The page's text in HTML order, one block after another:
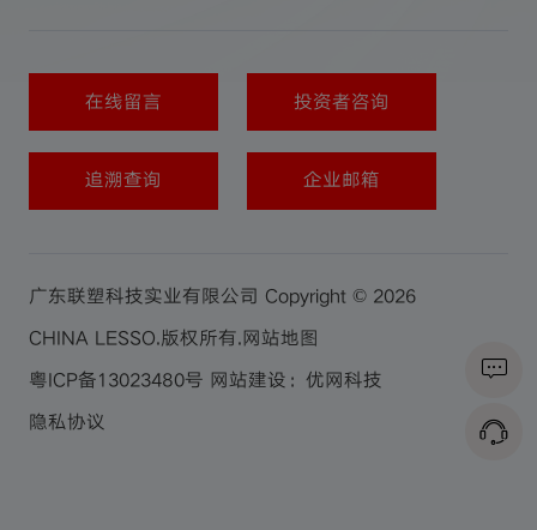
在线留言 投资者咨询
追溯查询 企业邮箱
广东联塑科技实业有限公司 Copyright © 2026
CHINA LESSO.版权所有.网站地图
粤ICP备13023480号 网站建设：优网科技
隐私协议